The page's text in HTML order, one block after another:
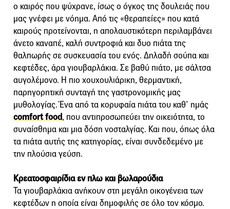
ο καιρός που ψύχρανε, ίσως ο όγκος της δουλειάς που
μας γνέφει με νόημα. Από τις «θεραπείες» που κατά
καιρούς προτείνονται, η απολαυστικότερη περιλαμβάνει
άνετο καναπέ, καλή συντροφιά και δυο πιάτα της
θαλπωρής σε συσκευασία του ενός. Δηλαδή σούπα και
κεφτέδες, άρα γιουβαρλάκια. Σε βαθύ πιάτο, με σάλτσα
αυγολέμονο. Η πιο χουχουλιάρικη, θερμαντική,
παρηγορητική συνταγή της γαστρονομικής μας
μυθολογίας. Ένα από τα κορυφαία πιάτα του καθ’ ημάς
comfort food, που αντιπροσωπεύει την οικειότητα, το
συναίσθημα και μια δόση νοσταλγίας. Και που, όπως όλα
τα πιάτα αυτής της κατηγορίας, είναι συνδεδεμένο με
την πλούσια γεύση.
Κρεατοσφαιρίδια εν πλω και βωλαρούδια
Τα γιουβαρλάκια ανήκουν στη μεγάλη οικογένεια των
κεφτέδων η οποία είναι δημοφιλής σε όλο τον κόσμο.